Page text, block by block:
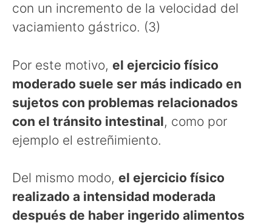
con un incremento de la velocidad del
vaciamiento gástrico. (3)
Por este motivo, el ejercicio físico
moderado suele ser más indicado en
sujetos con problemas relacionados
con el tránsito intestinal, como por
ejemplo el estreñimiento.
Del mismo modo, el ejercicio físico
realizado a intensidad moderada
después de haber ingerido alimentos